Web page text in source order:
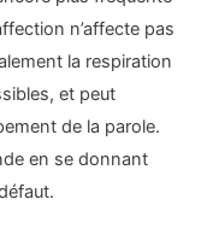
n’affecte pas
la respiration
et peut
de la parole.
en se donnant